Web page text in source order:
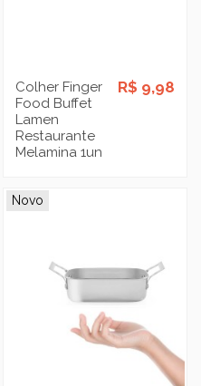
Colher Finger
Food Buffet
Lamen
Restaurante
Melamina 1un
R$ 9,98
Novo